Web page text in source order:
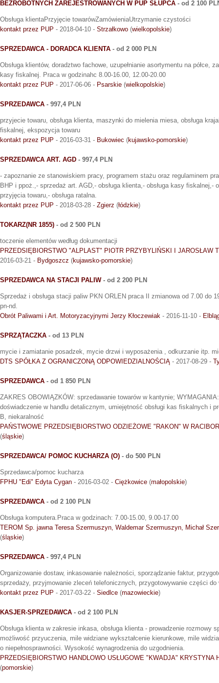
BEZROBOTNYCH ZAREJESTROWANYCH W PUP SŁUPCA - od 2 100
Obsługa klientaPrzyjęcie towarówZamówieniaUtrzymanie czystości
kontakt przez PUP - 2018-04-10 - Strzałkowo (wielkopolskie)
SPRZEDAWCA - DORADCA KLIENTA - od 2 000 PLN
Obsługa klientów, doradztwo fachowe, uzupełnianie asortymentu na półce,
kasy fiskalnej. Praca w godzinahc 8.00-16.00, 12.00-20.00
kontakt przez PUP - 2017-06-06 - Psarskie (wielkopolskie)
SPRZEDAWCA - 997,4 PLN
przyjecie towaru, obsługa klienta, maszynki do mielenia miesa, obsługa
fiskalnej, ekspozycja towaru
kontakt przez PUP - 2016-03-31 - Bukowiec (kujawsko-pomorskie)
SPRZEDAWCA ART. AGD - 997,4 PLN
- zapoznanie ze stanowiskiem pracy, programem stażu oraz regulaminem
BHP i ppoż.,- sprzedaż art. AGD,- obsługa klienta,- obsługa kasy fiskalnej,-
przyjęcia towaru,- obsługa ratalna.
kontakt przez PUP - 2018-03-28 - Zgierz (łódzkie)
TOKARZ(NR 1855) - od 2 500 PLN
toczenie elementów według dokumentacji
PRZEDSIĘBIORSTWO "ALPLAST" PIOTR PRZYBYLIŃSKI I JAROSŁAW
2016-03-21 - Bydgoszcz (kujawsko-pomorskie)
SPRZEDAWCA NA STACJI PALIW- od 2 200 PLN
Sprzedaż i obsługa stacji paliw PKN ORLEN praca II zmianowa od 7.00 do
pn-nd.
Obrót Paliwami i Art. Motoryzacyjnymi Jerzy Kłoczewiak - 2016-11-10 -
SPRZĄTACZKA - od 13 PLN
mycie i zamiatanie posadzek, mycie drzwi i wyposażenia , odkurzanie itp.
DTS SPÓŁKA Z OGRANICZONĄ ODPOWIEDZIALNOŚCIĄ - 2017-08-29 -
SPRZEDAWCA - od 1 850 PLN
ZAKRES OBOWIĄZKÓW: sprzedawanie towarów w kantynie;
doświadczenie w handlu detalicznym, umiejętność obsługi kas fiskalnych i
B, niekaralność
PAŃSTWOWE PRZEDSIĘBIORSTWO ODZIEŻOWE "RAKON" W
(śląskie)
SPRZEDAWCA/ POMOC KUCHARZA (O) - do 500 PLN
Sprzedawca/pomoc kucharza
FPHU "Edi" Edyta Cygan - 2016-03-02 - Ciężkowice (małopolskie)
SPRZEDAWCA - od 2 100 PLN
Obsługa komputera.Praca w godzinach: 7.00-15.00, 9.00-17.00
TEROM Sp. jawna Teresa Szermuszyn, Waldemar Szermuszyn, Michał
(śląskie)
SPRZEDAWCA - 997,4 PLN
Organizowanie dostaw, inkasowanie należności, sporządzanie faktur,
sprzedaży, przyjmowanie zleceń telefonicznych, przygotowywanie części do
kontakt przez PUP - 2017-03-22 - Siedlce (mazowieckie)
KASJER-SPRZEDAWCA - od 2 100 PLN
Obsługa klienta w zakresie inkasa, obsługa klienta - prowadzenie rozmowy
możliwość przyuczenia, mile widziane wykształcenie kierunkowe, mile
o niepełnosprawności. Wysokość wynagrodzenia do uzgodnienia.
PRZEDSIĘBIORSTWO HANDLOWO USŁUGOWE "KWADJA" KRYSTYNA
(pomorskie)